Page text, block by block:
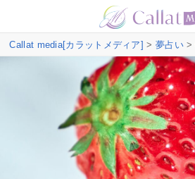
Callat media[カラットメディア] > 夢占い>